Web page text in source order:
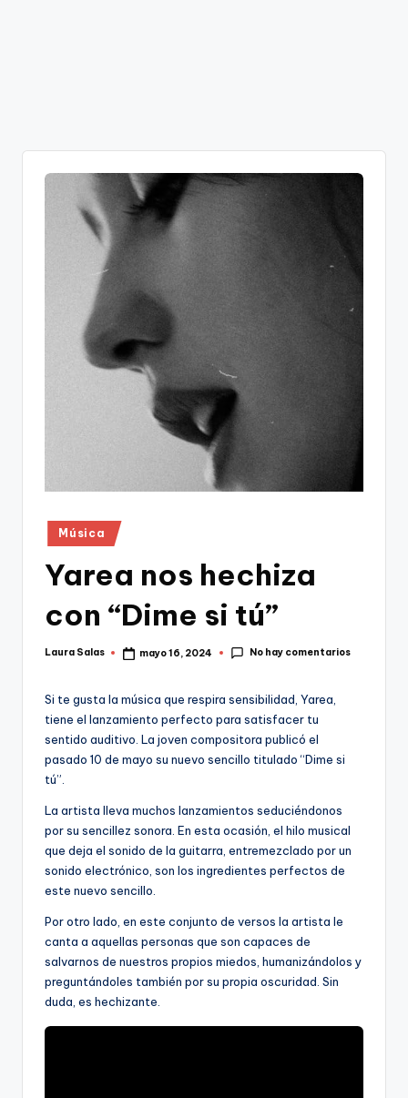
Publicado
en
Música
Yarea nos hechiza
con “Dime si tú”
Publicado
Laura Salas mayo 16, 2024 No hay comentarios
Si te gusta la música que respira sensibilidad, Yarea,
tiene el lanzamiento perfecto para satisfacer tu
sentido auditivo. La joven compositora publicó el
pasado 10 de mayo su nuevo sencillo titulado “Dime si
tú”.
La artista lleva muchos lanzamientos seduciéndonos
por su sencillez sonora. En esta ocasión, el hilo musical
que deja el sonido de la guitarra, entremezclado por un
sonido electrónico, son los ingredientes perfectos de
este nuevo sencillo.
Por otro lado, en este conjunto de versos la artista le
canta a aquellas personas que son capaces de
salvarnos de nuestros propios miedos, humanizándolos y
preguntándoles también por su propia oscuridad. Sin
duda, es hechizante.